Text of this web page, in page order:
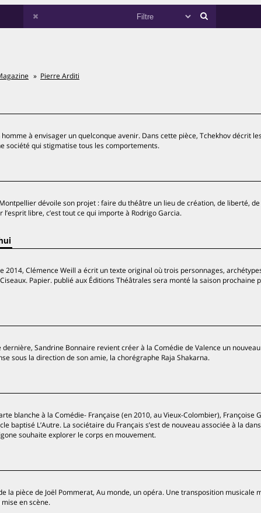
Pierre Arditi
homme à envisager un quelconque avenir. Dans cette pièce, Tchekhov décrit
société qui stigmatise tous les comportements.
dévoile son projet : faire du théâtre un lieu de création, de liberté, de
libre, c’est tout ce qui importe à Rodrigo Garcia.
Clémence Weill a écrit un texte original où trois personnages,
Papier. publié aux Éditions Théâtrales sera monté la saison prochaine
dernière, Sandrine Bonnaire revient créer à la Comédie de Valence un nouveau
sous la direction de son amie, la chorégraphe Raja Shakarna.
blanche à la Comédie- Française (en 2010, au Vieux-Colombier), Françoise
baptisé L’Autre. La sociétaire du Français s’est de nouveau associée à la
souhaite explorer le corps en mouvement.
la pièce de Joël Pommerat, Au monde, un opéra. Une transposition musicale
en scène.